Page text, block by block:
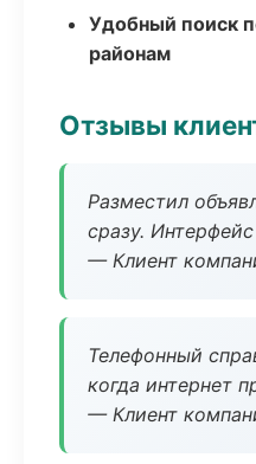
Удобный поиск
районам
Отзывы
Разместил
сразу.
— Клиент
Телефонный
когда интернет
— Клиент